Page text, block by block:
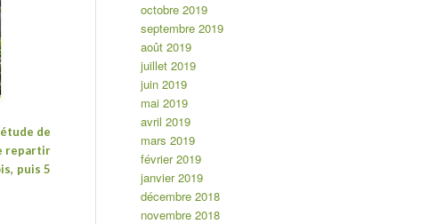
de
repartir
puis 5
octobre 2019
septembre 2019
août 2019
juillet 2019
juin 2019
mai 2019
avril 2019
mars 2019
février 2019
janvier 2019
décembre 2018
novembre 2018